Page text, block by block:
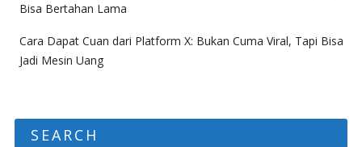
Bisa Bertahan Lama
Cara Dapat Cuan dari Platform X: Bukan Cuma Viral, Tapi Bisa
Jadi Mesin Uang
SEARCH